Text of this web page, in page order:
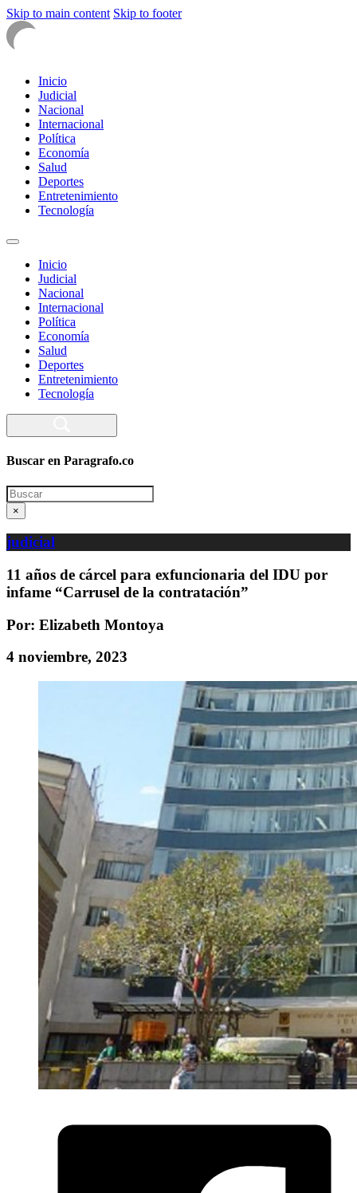
Skip to main content Skip to footer
Inicio
Judicial
Nacional
Internacional
Política
Economía
Salud
Deportes
Entretenimiento
Tecnología
Inicio
Judicial
Nacional
Internacional
Política
Economía
Salud
Deportes
Entretenimiento
Tecnología
Buscar en Paragrafo.co
Search
×
judicial
11 años de cárcel para exfuncionaria del IDU por
infame “Carrusel de la contratación”
Por: Elizabeth Montoya
4 noviembre, 2023